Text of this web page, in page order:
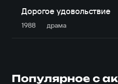
Дорогое удовольствие
1988 драма
Популярное с